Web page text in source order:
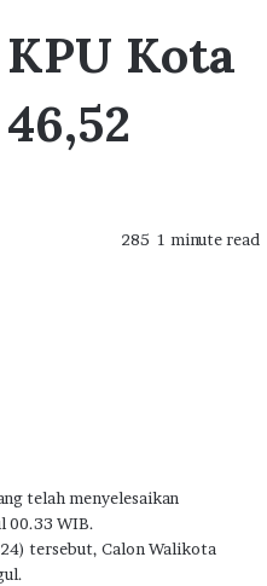
Kota
285 1 minute read
telah menyelesaikan
00.33 WIB.
tersebut, Calon Walikota